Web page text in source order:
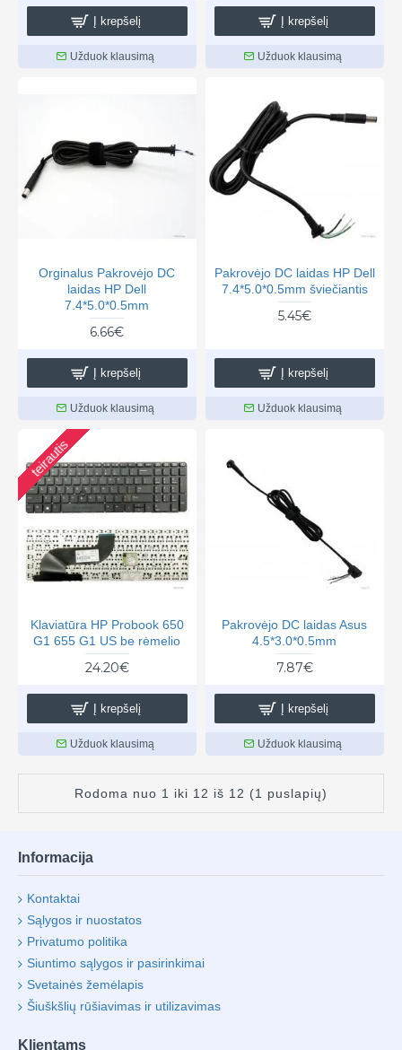
Į krepšelį
Užduok klausimą
Į krepšelį
Užduok klausimą
Orginalus Pakrovėjo DC
laidas HP Dell
7.4*5.0*0.5mm
6.66€
Į krepšelį
Užduok klausimą
Pakrovėjo DC laidas HP Dell
7.4*5.0*0.5mm šviečiantis
5.45€
Į krepšelį
Užduok klausimą
teirautis
Klaviatūra HP Probook 650
G1 655 G1 US be rėmelio
24.20€
Į krepšelį
Užduok klausimą
Pakrovėjo DC laidas Asus
4.5*3.0*0.5mm
7.87€
Į krepšelį
Užduok klausimą
Rodoma nuo 1 iki 12 iš 12 (1 puslapių)
Informacija
Kontaktai
Sąlygos ir nuostatos
Privatumo politika
Siuntimo sąlygos ir pasirinkimai
Svetainės žemėlapis
Šiuškšlių rūšiavimas ir utilizavimas
Klientams